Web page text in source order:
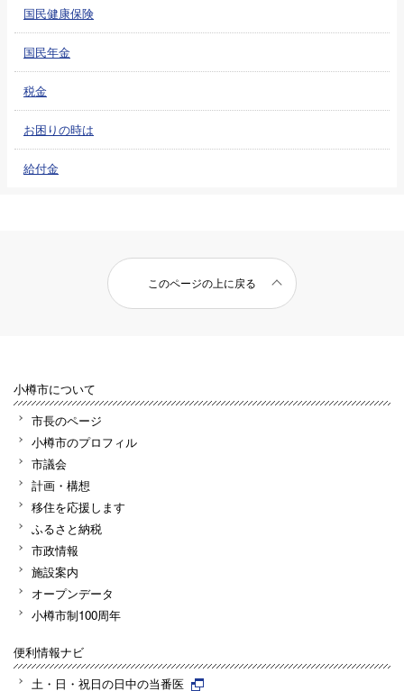
国民健康保険
国民年金
税金
お困りの時は
給付金
このページの上に戻る
小樽市について
市長のページ
小樽市のプロフィル
市議会
計画・構想
移住を応援します
ふるさと納税
市政情報
施設案内
オープンデータ
小樽市制100周年
便利情報ナビ
土・日・祝日の日中の当番医